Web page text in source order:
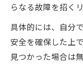
らなる故障を招く
具体的には、自分
安全を確保した上
見つかった場合は